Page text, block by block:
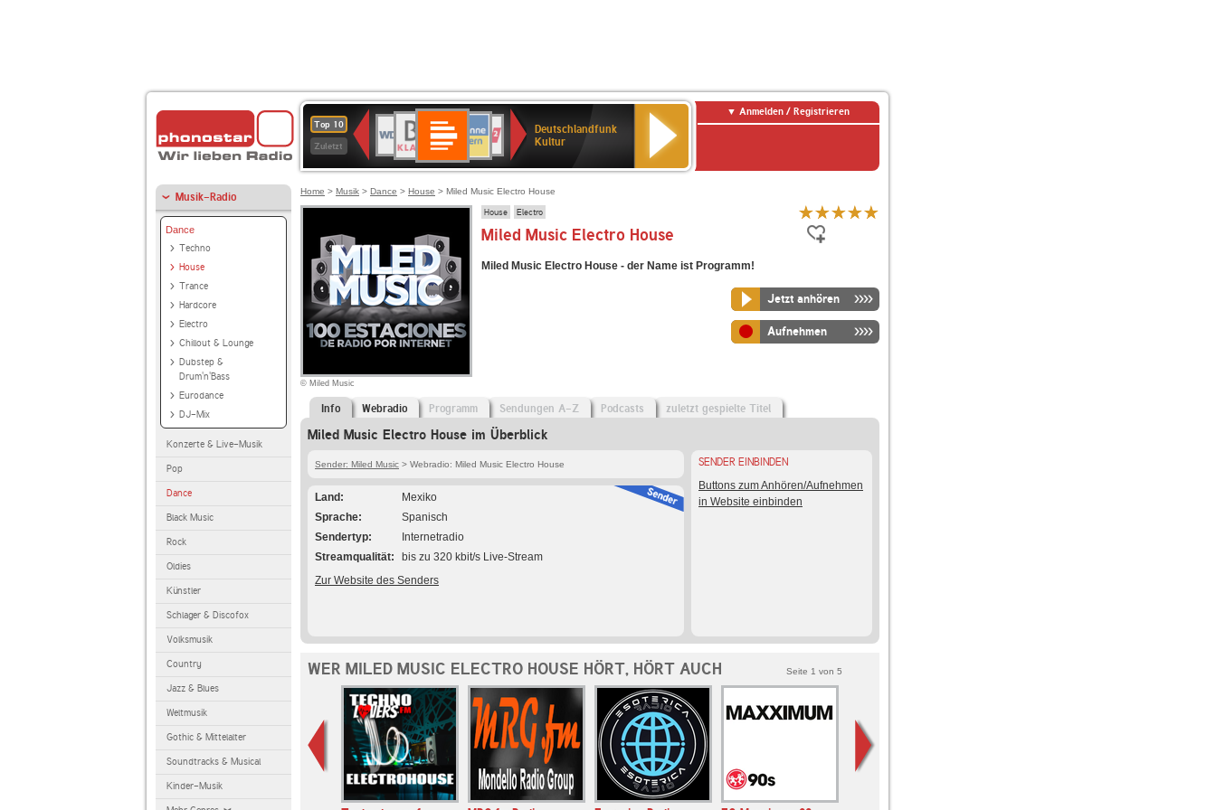
Top 10
Zuletzt
Deutschlandfunk
80er
90er
OLDIE
ANTENNE
SWR3
4
BR-
KLASSIK
Deutschlandfunk
Kultur
ANTENNE
BAYERN
SWR
Kultur
NDR
2
Deutschlandfunk
Kultur
Anmelden / Registrieren
Musik-Radio
Dance
Techno
House
Trance
Hardcore
Electro
Chillout & Lounge
Dubstep &
Drum'n'Bass
Eurodance
DJ-Mix
Konzerte & Live-Musik
Pop
Dance
Black Music
Rock
Oldies
Künstler
Schlager & Discofox
Volksmusik
Country
Jazz & Blues
Weltmusik
Gothic & Mittelalter
Soundtracks & Musical
Kinder-Musik
Home > Musik > Dance > House > Miled Music Electro House
© Miled Music
House Electro
Miled Music Electro House
Miled Music Electro House - der Name ist Programm!
Jetzt anhören
Aufnehmen
Info Webradio Programm Sendungen A-Z Podcasts zuletzt gespielte Titel
Miled Music Electro House im Überblick
Sender: Miled Music > Webradio: Miled Music Electro House
Land
Mexiko
Sprache
Spanisch
Sendertyp
Internetradio
Streamqualität
bis zu 320 kbit/s Live-Stream
Zur Website des Senders
SENDER EINBINDEN
Buttons zum Anhören/Aufnehmen
in Website einbinden
WER MILED MUSIC ELECTRO HOUSE HÖRT, HÖRT AUCH Seite 1 von 5